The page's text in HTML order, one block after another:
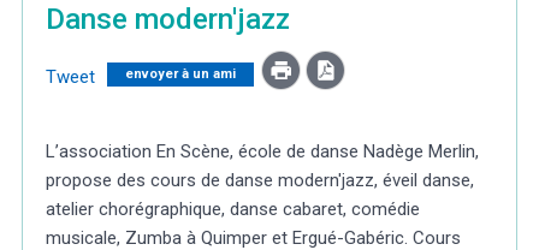
Danse modern'jazz
Tweet envoyer à un ami
L’association En Scène, école de danse Nadège Merlin,
propose des cours de danse modern'jazz, éveil danse,
atelier chorégraphique, danse cabaret, comédie
musicale, Zumba à Quimper et Ergué-Gabéric. Cours